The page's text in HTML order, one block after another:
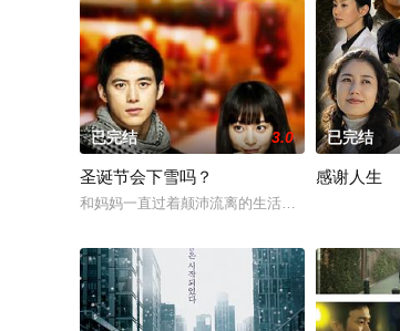
已完结 3.0
圣诞节会下雪吗？
和妈妈一直过着颠沛流离的生活的车康镇（高修
已完结
感谢人生